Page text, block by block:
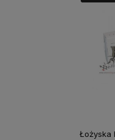
Łożyska